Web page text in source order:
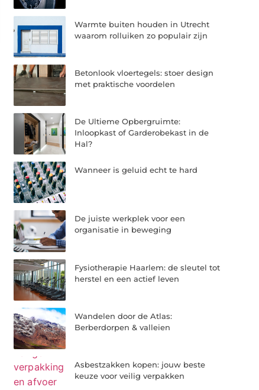
Warmte buiten houden in Utrecht
waarom rolluiken zo populair zijn
Betonlook vloertegels: stoer design
met praktische voordelen
De Ultieme Opbergruimte:
Inloopkast of Garderobekast in de
Hal?
Wanneer is geluid echt te hard
De juiste werkplek voor een
organisatie in beweging
Fysiotherapie Haarlem: de sleutel tot
herstel en een actief leven
Wandelen door de Atlas:
Berberdorpen & valleien
Asbestzakken kopen: jouw beste
keuze voor veilig verpakken